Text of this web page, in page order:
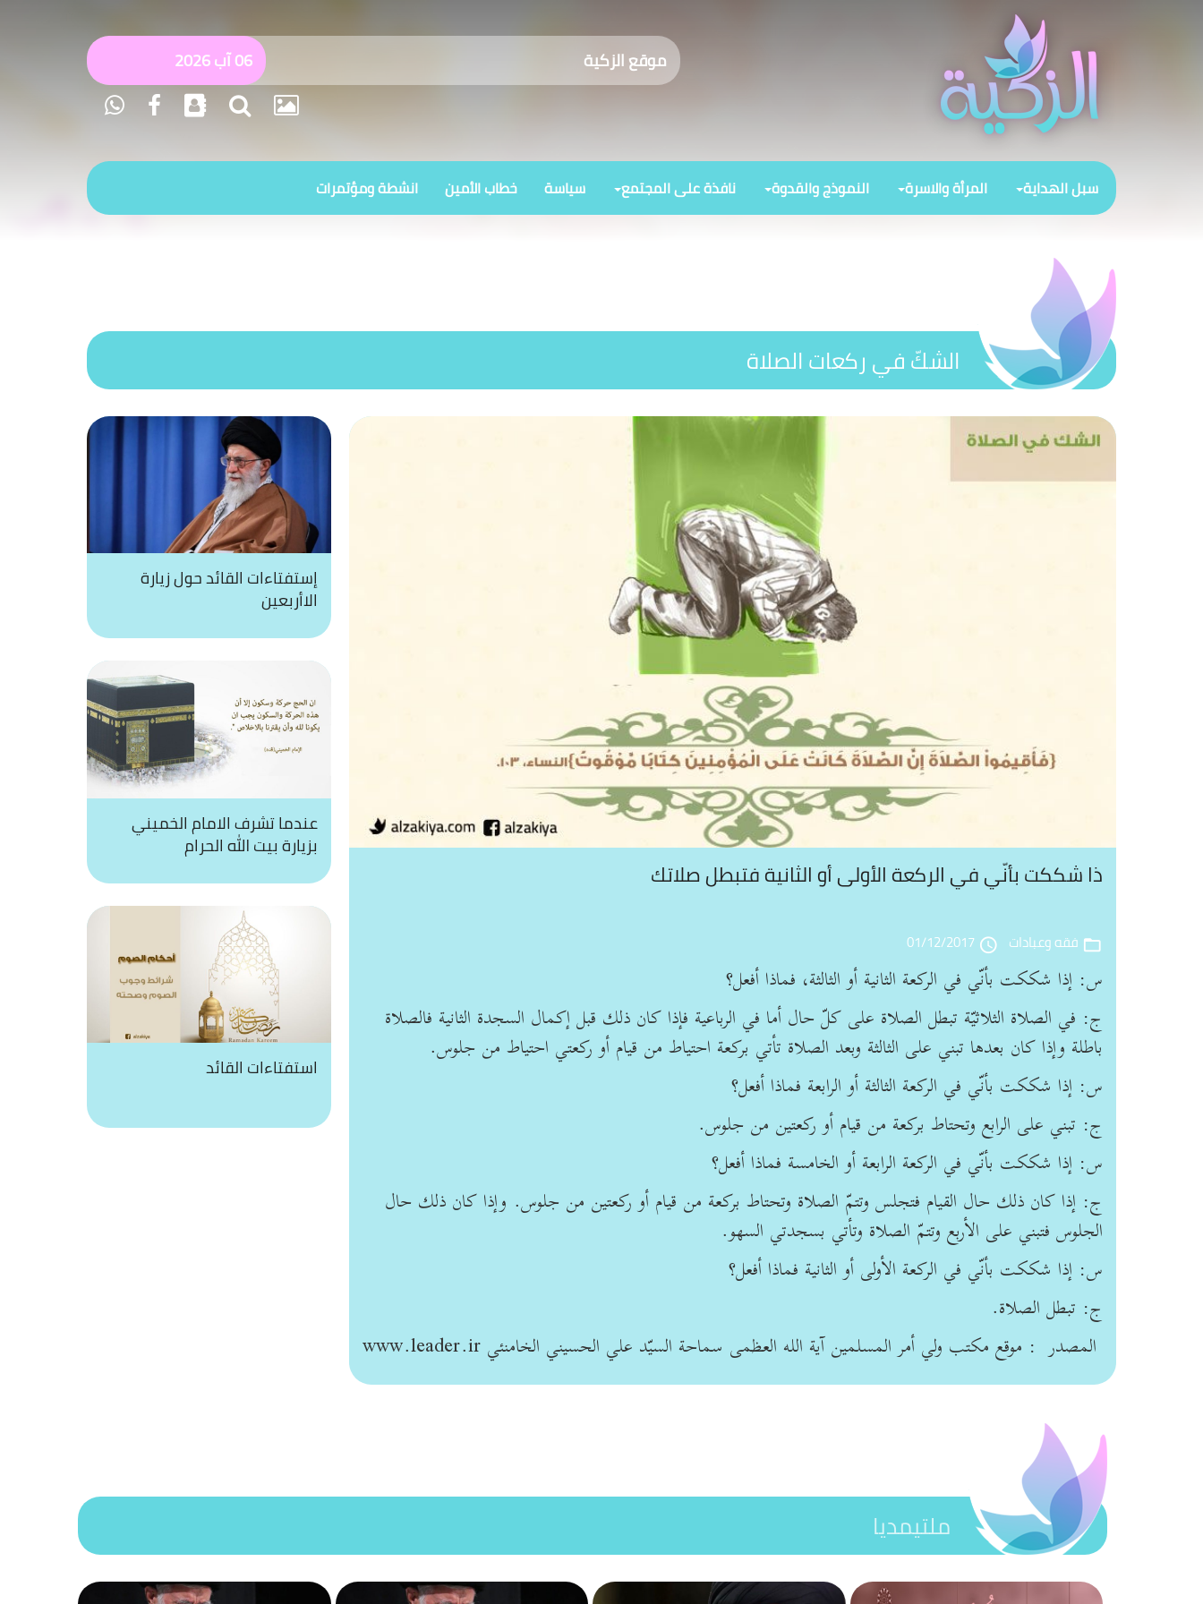
موقع الزكية 06 آب 2026
سبل الهداية المرأة والاسرة النموذج والقدوة نافذة على المجتمع سياسة خطاب الأمين انشطة ومؤتمرات
الشكّ في ركعات الصلاة
ذا شككت بأنّي في الركعة الأولى أو الثانية فتبطل صلاتك
folder_open فقه وعبادات access_time
01/12/2017
س: إذا شككت بأنّي في الركعة الثانية أو الثالثة، فماذا أفعل؟
ج: في الصلاة الثلاثيّة تبطل الصلاة على كلّ حال أما في الرباعية فإذا كان ذلك قبل إكمال السجدة الثانية فالصلاة
باطلة وإذا كان بعدها تبني على الثالثة وبعد الصلاة تأتي بركعة احتياط من قيام أو ركعتي احتياط من جلوس.
س: إذا شككت بأنّي في الركعة الثالثة أو الرابعة فماذا أفعل؟
ج: تبني على الرابع وتحتاط بركعة من قيام أو ركعتين من جلوس.
س: إذا شككت بأنّي في الركعة الرابعة أو الخامسة فماذا أفعل؟
ج: إذا كان ذلك حال القيام فتجلس وتتمّ الصلاة وتحتاط بركعة من قيام أو ركعتين من جلوس. وإذا كان ذلك حال
الجلوس فتبني على الأربع وتتمّ الصلاة وتأتي بسجدتي السهو.
س: إذا شككت بأنّي في الركعة الأولى أو الثانية فماذا أفعل؟
ج: تبطل الصلاة.
المصدر : موقع مكتب ولي أمر المسلمين آية الله العظمى سماحة السيّد علي الحسيني الخامنئي www.leader.ir
إستفتاءات القائد حول زيارة
الاأربعين
عندما تشرف الامام الخميني
بزيارة بيت الله الحرام
استفتاءات القائد
ملتيمديا